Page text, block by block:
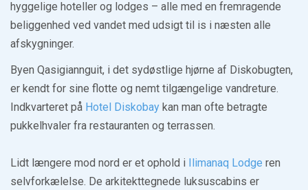
hyggelige hoteller og lodges – alle med en fremragende
beliggenhed ved vandet med udsigt til is i næsten alle
afskygninger.
Byen Qasigiannguit, i det sydøstlige hjørne af Diskobugten,
er kendt for sine flotte og nemt tilgængelige vandreture.
Indkvarteret på Hotel Diskobay kan man ofte betragte
pukkelhvaler fra restauranten og terrassen.
Lidt længere mod nord er et ophold i Ilimanaq Lodge ren
selvforkælelse. De arkitekttegnede luksuscabins er